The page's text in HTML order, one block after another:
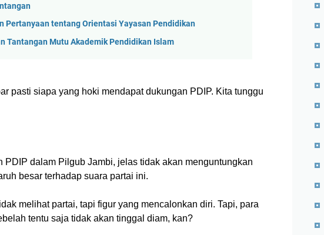
Pertanyaan tentang Orientasi Yayasan Pendidikan
Tantangan Mutu Akademik Pendidikan Islam
pasti siapa yang hoki mendapat dukungan PDIP. Kita tunggu
dalam Pilgub Jambi, jelas tidak akan menguntungkan
besar terhadap suara partai ini.
melihat partai, tapi figur yang mencalonkan diri. Tapi, para
tentu saja tidak akan tinggal diam, kan?